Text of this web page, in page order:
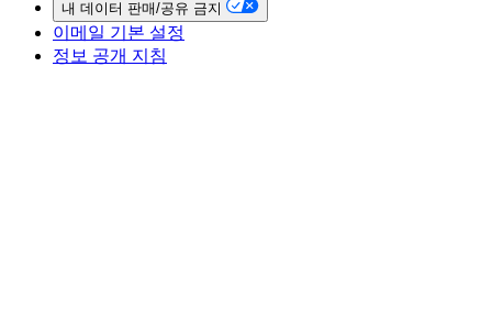
내 데이터 판매/공유 금지
이메일 기본 설정
정보 공개 지침